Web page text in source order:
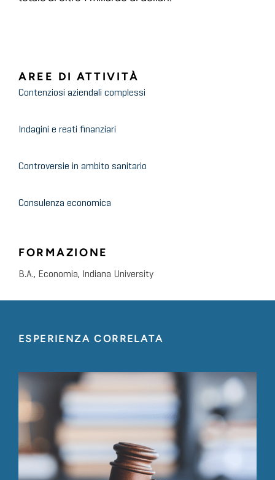
AREE DI ATTIVITÀ
Contenziosi aziendali complessi
Indagini e reati finanziari
Controversie in ambito sanitario
Consulenza economica
FORMAZIONE
B.A., Economia, Indiana University
ESPERIENZA CORRELATA